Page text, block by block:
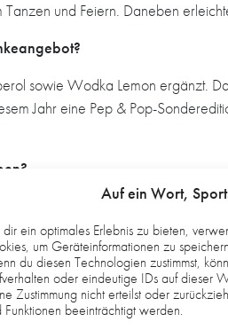
Auf ein Wort,
dir ein optimales Erlebnis zu bieten,
um Geräteinformationen zu
du diesen Technologien zustimmst,
oder eindeutige IDs auf dieser
Zustimmung nicht erteilst oder
Funktionen beeinträchtigt werden.
und Feiern. Daneben
sowie Wodka Lemon ergänzt.
Jahr eine Pep & Pop-
Happy-Hour an. Sie soll den
erhältlich. Der Vorverkauf läuft
nicht geben.